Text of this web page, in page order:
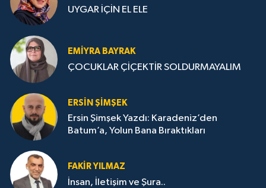
UYGAR İÇİN EL ELE
EMIYRA BAYRAK
ÇOCUKLAR ÇİÇEKTİR SOLDURMAYALIM
ERSIN ŞIMŞEK
Ersin Şimşek Yazdı: Karadeniz’den
Batum’a, Yolun Bana Bıraktıkları
FAKIR YILMAZ
İnsan, İletişim ve Şura..